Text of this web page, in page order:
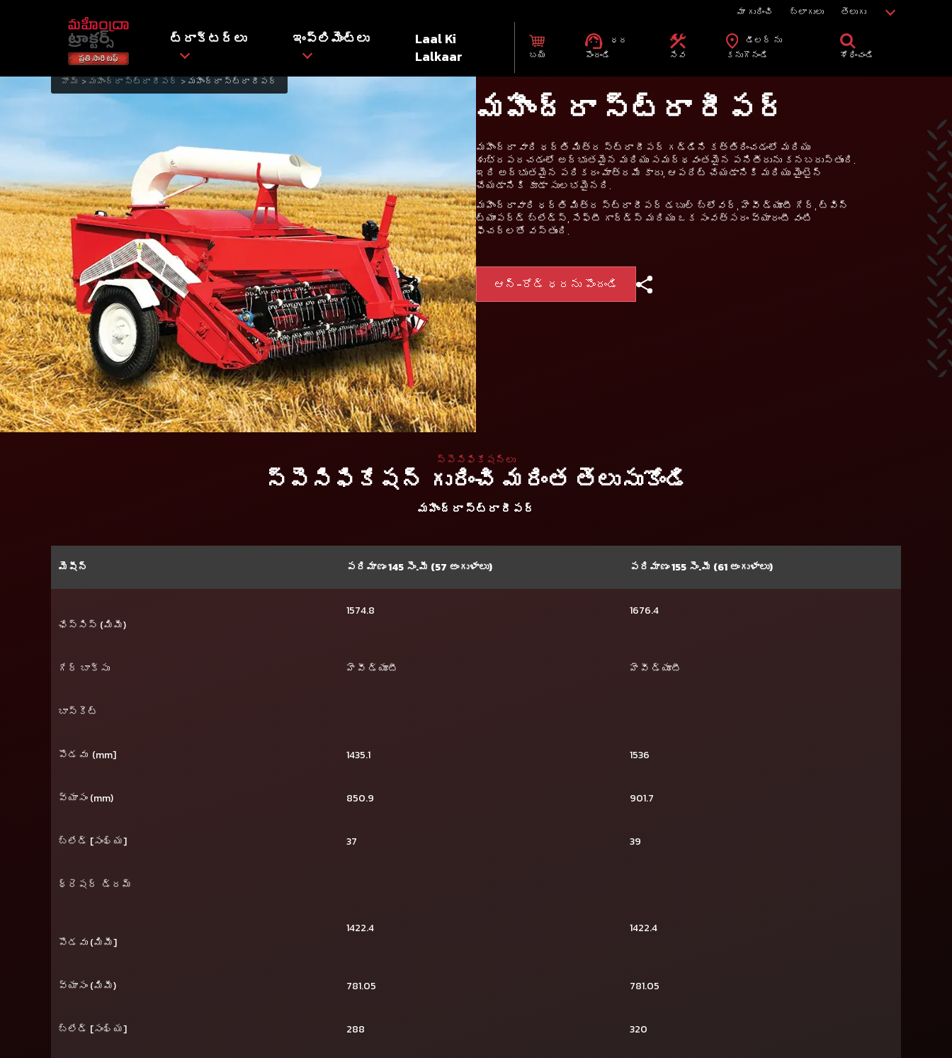
మా గురించి బ్లాగులు తెలుగు
ట్రాక్టర్లు ఇంప్లిమెంట్లు
Laal Ki
Lalkaar
బయ్
ధర
పొందండి
సేవ
డీలర్ ను
కనుగొనండి
శోధించండి
హోమ్ మహీంద్రా స్ట్రా రీపర్ మహీంద్రా స్ట్రా రీపర్
మహీంద్రా స్ట్రా రీపర్
మహీంద్రా వారి ధర్తి మిత్ర స్ట్రా రీపర్ గడ్డిని కత్తిరించడంలో మరియు
శుభ్రపరచడంలో అద్భుతమైన మరియు సమర్థవంతమైన పనితీరును కనబరుస్తుంది.
ఇది అద్భుతమైన పరికరం మాత్రమే కాదు, ఆపరేట్ చేయడానికి మరియు మైంటైన్
చేయడానికి కూడా సులభమైనది.
మహీంద్రావారి ధర్తి మిత్ర స్ట్రా రీపర్ డబుల్ బ్లోవర్, హెవీ డ్యూటీ గేర్, ట్విన్
ట్యాంపర్డ్ బ్లేడ్స్, సేఫ్టీ గార్డ్స్ మరియు ఒక సంవత్సరం వ్యారంటీ వంటి
ఫీచర్లతో వస్తుంది.
ఆన్-రోడ్ ధరను పొందండి
స్పెసిఫికేషన్లు
స్పెసిఫికేషన్ గురించి మరింత తెలుసుకోండి
మహీంద్రా స్ట్రా రీపర్
మెషీన్ పరిమాణం 145 సెం.మీ (57 అంగుళాలు) పరిమాణం 155 సెం.మీ (61 అంగుళాలు)
ఛేస్సిస్ (మిమీ)
1574.8 1676.4
గేర్ బాక్సు హెవీ డ్యూటీ హెవీ డ్యూటీ
బాస్కెట్
పొడవు (mm] 1435.1 1536
వ్యాసం (mm) 850.9 901.7
బ్లేడ్ [సంఖ్య] 37 39
థ్రెషర్ డ్రమ్
పొడవు (మిమీ]
1422.4 1422.4
వ్యాసం (మిమీ) 781.05 781.05
బ్లేడ్ [సంఖ్య] 288 320